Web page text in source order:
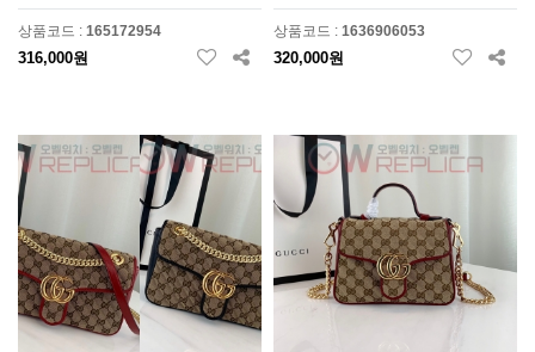
상품코드 : 165172954
316,000원
상품코드 : 1636906053
320,000원